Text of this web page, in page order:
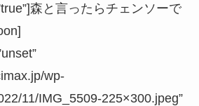
森と言ったらチェンソーで
wp-
11/IMG_5509-225×300.jpeg”